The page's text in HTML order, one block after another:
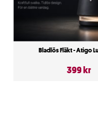
Bladlös Fläkt - Atigo
399 kr